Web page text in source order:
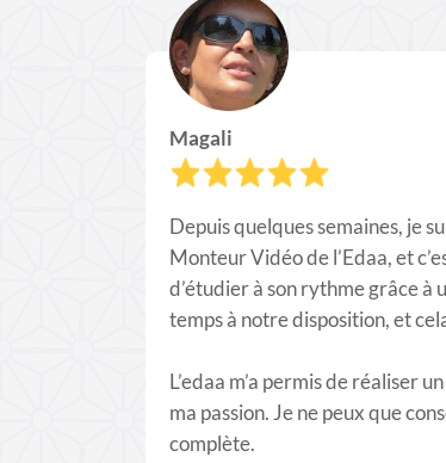
Magali
Depuis quelques semaines, je
Monteur Vidéo de l’Edaa, et
d’étudier à son rythme grâce
temps à notre disposition, et
L’edaa m’a permis de réaliser
ma passion. Je ne peux que
complète.